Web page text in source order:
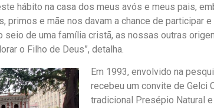
hábito na casa dos meus avós e meus pais,
primos e mãe nos davam a chance de participar e
de uma família cristã, as nossas outras
o Filho de Deus”, detalha.
Em 1993, envolvido na
recebeu um convite de Gelci
tradicional Presépio Natural